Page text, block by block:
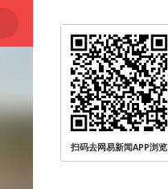
扫码去网易新闻APP浏览